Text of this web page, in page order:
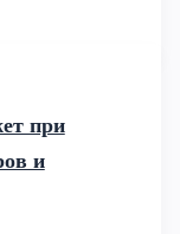
при
и